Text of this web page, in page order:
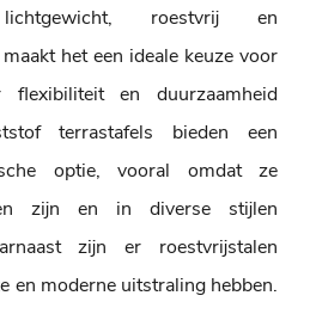
roestvrij en
het een ideale keuze voor
flexibiliteit en duurzaamheid
terrastafels bieden een
optie, vooral omdat ze
zijn en in diverse stijlen
zijn er roestvrijstalen
en moderne uitstraling hebben.